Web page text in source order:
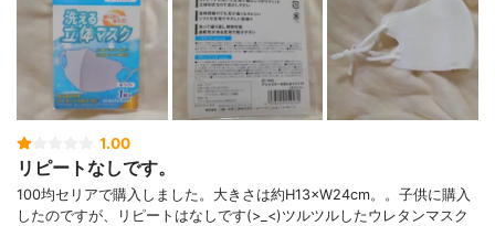
1.00
リピートなしです。
100均セリアで購入しました。大きさは約H13×W24cm。。子供に購入
したのですが、リピートはなしです(>_<)ツルツルしたウレタンマスク